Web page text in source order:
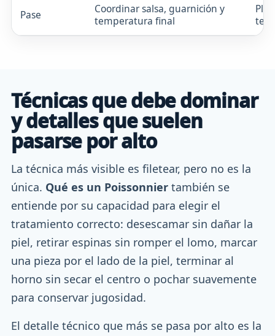
Pase
Coordinar salsa, guarnición y
temperatura final
Técnicas que debe dominar
y detalles que suelen
pasarse por alto
La técnica más visible es filetear, pero no es la
única. Qué es un Poissonnier también se
entiende por su capacidad para elegir el
tratamiento correcto: desescamar sin dañar la
piel, retirar espinas sin romper el lomo, marcar
una pieza por el lado de la piel, terminar al
horno sin secar el centro o pochar suavemente
para conservar jugosidad.
El detalle técnico que más se pasa por alto es la